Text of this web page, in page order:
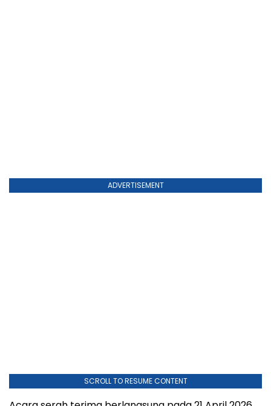
sangat tinggi, sistem pengolahan air limbah, serta
berbagai perangkat pendukung. Dengan solusi